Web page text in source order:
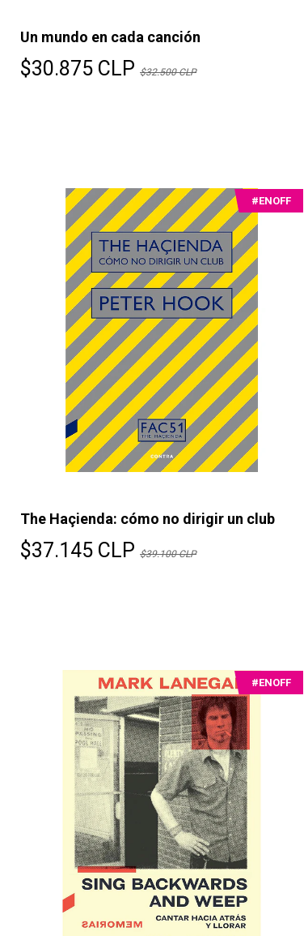
Un mundo en cada canción
$30.875 CLP $32.500 CLP
#ENOFF
The Haçienda: cómo no dirigir un club
$37.145 CLP $39.100 CLP
#ENOFF